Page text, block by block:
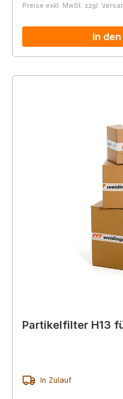
Preise exkl. MwSt. zzgl.
In
Partikelfilter H13
In Zulauf